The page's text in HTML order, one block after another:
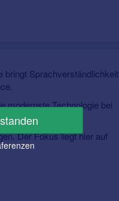
Sprachverständlichkeit,
modernste Technologie bei
Hörerlebnis.
Der Fokus liegt hier auf